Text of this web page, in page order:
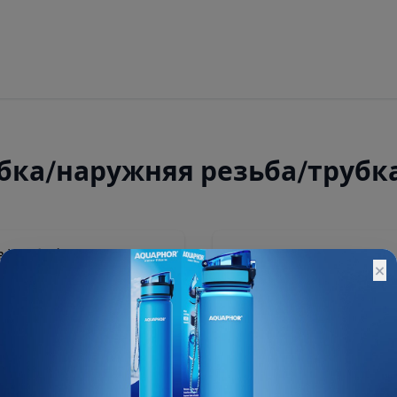
наружняя резьба/
150 ₽
Остатки:
×